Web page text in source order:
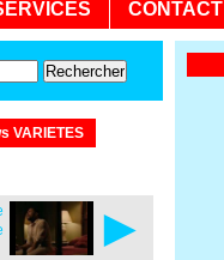
CONTACT
VARIETES
►